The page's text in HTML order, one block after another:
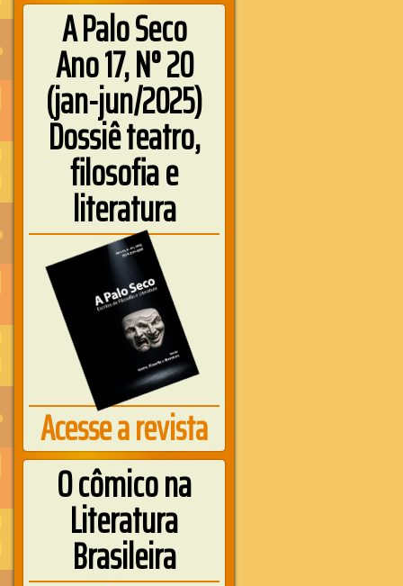
A Palo Seco
Ano 17, N° 20
(jan-jun/2025)
Dossiê teatro,
filosofia e
literatura
Acesse a revista
O cômico na
Literatura
Brasileira